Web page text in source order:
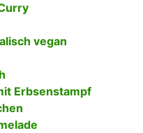
vegan
Erbsenstampf